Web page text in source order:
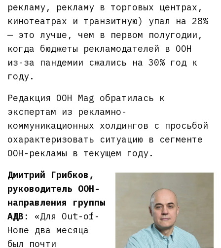
рекламу, рекламу в торговых центрах,
кинотеатрах и транзитную) упал на 28%
— это лучше, чем в первом полугодии,
когда бюджеты рекламодателей в OOH
из-за пандемии сжались на 30% год к
году.
Редакция OOH Mag обратилась к
экспертам из рекламно-
коммуникационных холдингов с просьбой
охарактеризовать ситуацию в сегменте
OOH-рекламы в текущем году.
Дмитрий Грибков,
руководитель OOH-
направления группы
АДВ : «Для Out-of-
Home два месяца
был почти